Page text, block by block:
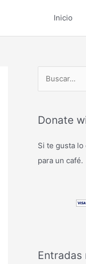
Inicio
c
r
p
Donate
Si te gusta
para un café.
Entradas